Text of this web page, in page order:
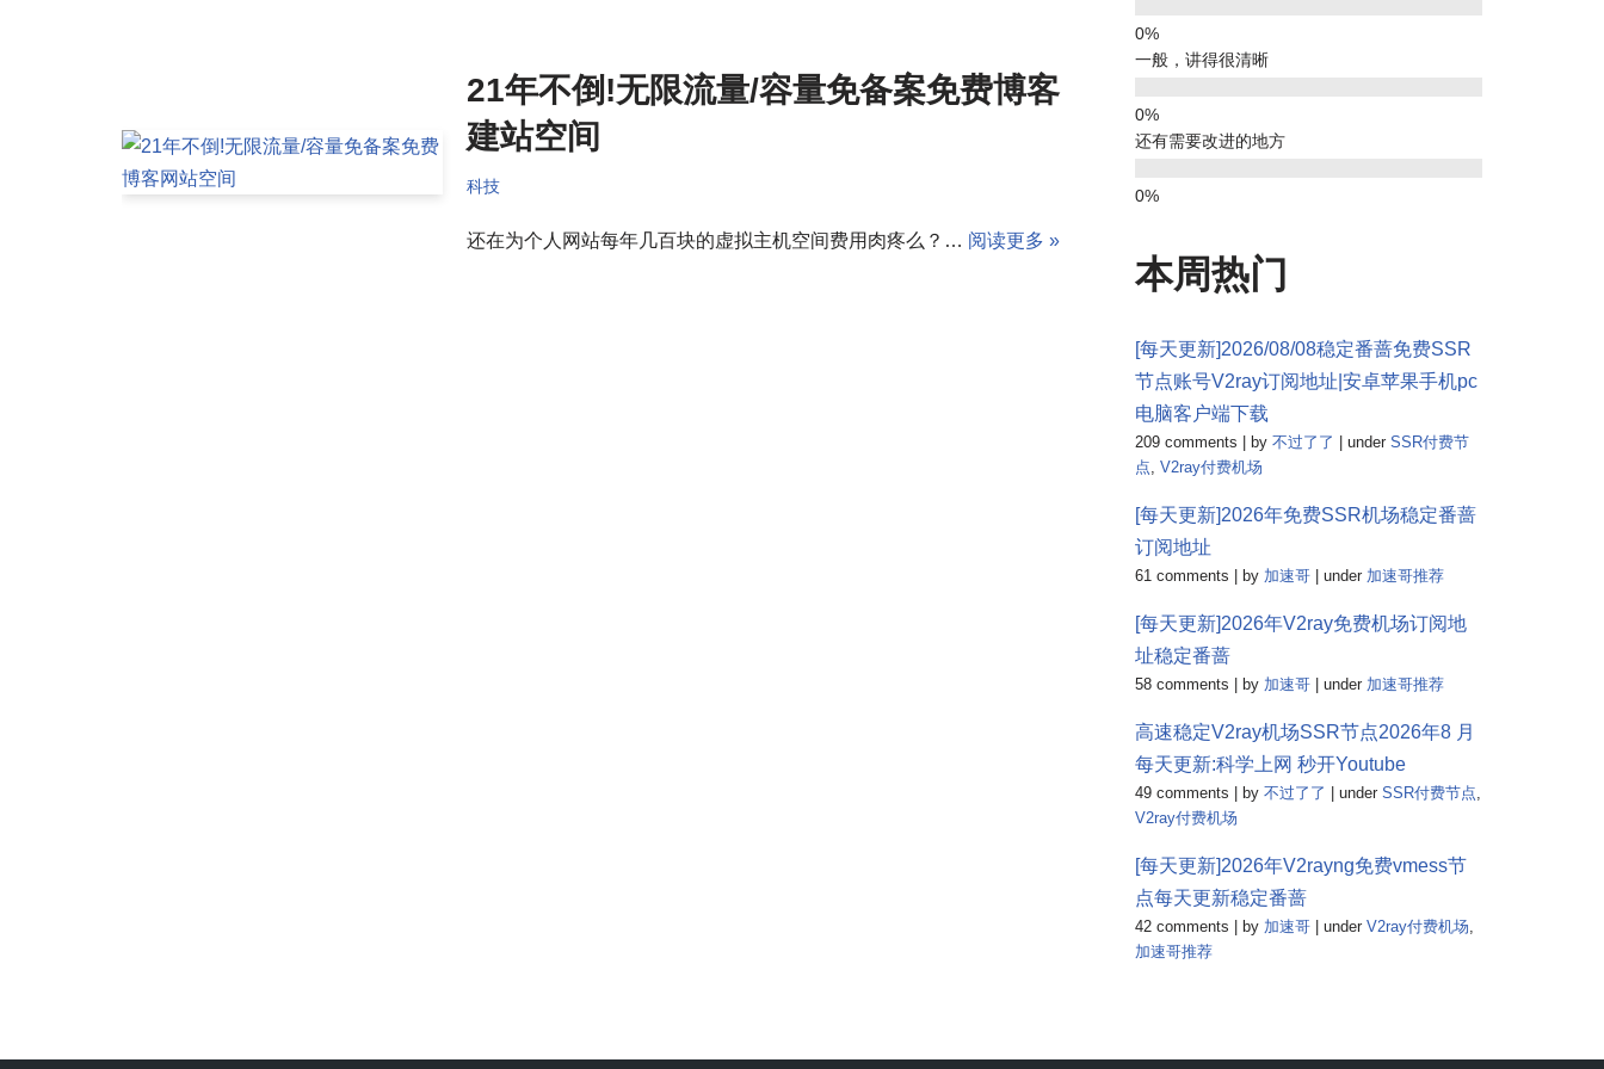
21年不倒!无限流量/容量免备案免费博客
建站空间
科技
还在为个人网站每年几百块的虚拟主机空间费用肉疼么？… 阅读更多 »
一般，讲得很清晰
还有需要改进的地方
本周热门
[每天更新]2026/08/08稳定番蔷免费SSR
节点账号V2ray订阅地址|安卓苹果手机pc
电脑客户端下载
209 comments by 不过了了 under SSR付费节
点, V2ray付费机场
[每天更新]2026年免费SSR机场稳定番蔷
订阅地址
61 comments by 加速哥 under 加速哥推荐
[每天更新]2026年V2ray免费机场订阅地
址稳定番蔷
58 comments by 加速哥 under 加速哥推荐
高速稳定V2ray机场SSR节点2026年8 月
每天更新:科学上网 秒开Youtube
49 comments by 不过了了 under SSR付费节点,
V2ray付费机场
[每天更新]2026年V2rayng免费vmess节
点每天更新稳定番蔷
42 comments by 加速哥 under V2ray付费机场,
加速哥推荐